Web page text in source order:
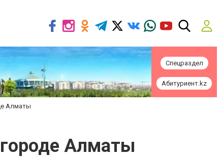
Спецраздел
Абитуриент.kz
Алматы
Алматы